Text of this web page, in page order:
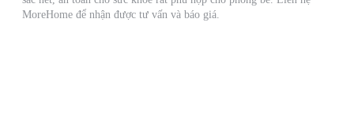
MoreHome để nhận được tư vấn và báo giá.